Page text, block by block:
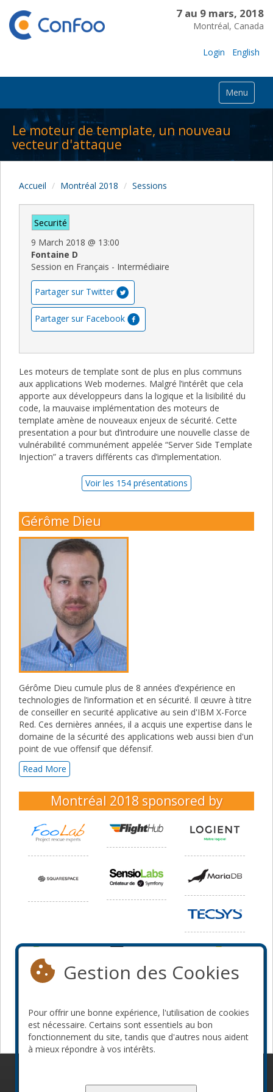
7 au 9 mars, 2018
Montréal, Canada
Login English
Menu
Le moteur de template, un nouveau
vecteur d'attaque
Accueil Montréal 2018 Sessions
Securité
9 March 2018 @ 13:00
Fontaine D
Session en Français - Intermédiaire
Partager sur Twitter
Partager sur Facebook
Les moteurs de template sont de plus en plus communs
aux applications Web modernes. Malgré l’intérêt que cela
apporte aux développeurs dans la logique et la lisibilité du
code, la mauvaise implémentation des moteurs de
template amène de nouveaux enjeux de sécurité. Cette
presentation a pour but d’introduire une nouvelle classe de
vulnérabilité communément appelée “Server Side Template
Injection” a travers différents cas d’implementation.
Voir les 154 présentations
Gérôme Dieu
Gérôme Dieu cumule plus de 8 années d’expérience en
technologies de l’information et en sécurité. Il œuvre à titre
de conseiller en securité applicative au sein d'IBM X-Force
Red. Ces dernières années, il a acquis une expertise dans le
domaine de la sécurité des applications web aussi bien d'un
point de vue offensif que défensif.
Read More
Montréal 2018 sponsored by
Gestion des Cookies
Pour offrir une bonne expérience, l'utilisation de cookies
est nécessaire. Certains sont essentiels au bon
fonctionnement du site, tandis que d'autres nous aident
à mieux répondre à vos intérêts.